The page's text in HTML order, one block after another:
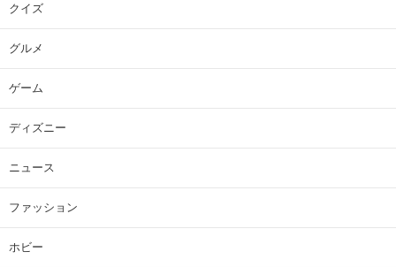
クイズ
グルメ
ゲーム
ディズニー
ニュース
ファッション
ホビー